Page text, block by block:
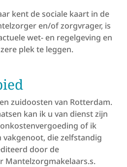
kent de sociale kaart in de
en/of zorgvrager, is
wet- en regelgeving en
plek te leggen.
zuidoosten van Rotterdam.
kan ik u van dienst zijn
of ik
die zelfstandig
door de
Mantelzorgmakelaars.s.